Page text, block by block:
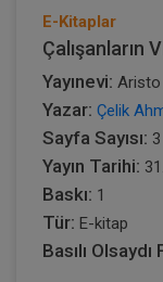
E-Kitaplar
Çalışanların
Yayınevi: Aristo
Yazar: Çelik
Sayfa Sayısı: 3
Yayın Tarihi:
Baskı: 1
Tür: E-kitap
Basılı Olsaydı